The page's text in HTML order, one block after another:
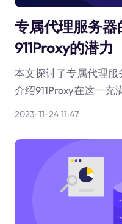
专属代理服务
911Proxy的潜力
本文探讨了专属代理
介绍911Proxy在这一充
2023-11-24 11:47